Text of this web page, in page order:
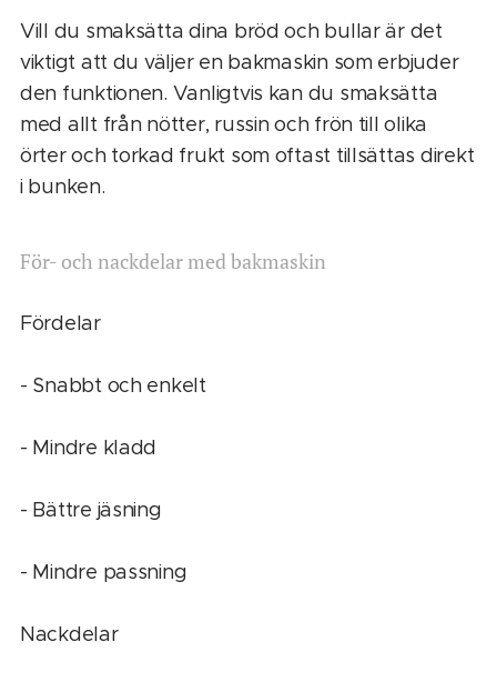
Vill du smaksätta dina bröd och bullar är det
viktigt att du väljer en bakmaskin som erbjuder
den funktionen. Vanligtvis kan du smaksätta
med allt från nötter, russin och frön till olika
örter och torkad frukt som oftast tillsättas direkt
i bunken.
För- och nackdelar med bakmaskin
Fördelar
- Snabbt och enkelt
- Mindre kladd
- Bättre jäsning
- Mindre passning
Nackdelar